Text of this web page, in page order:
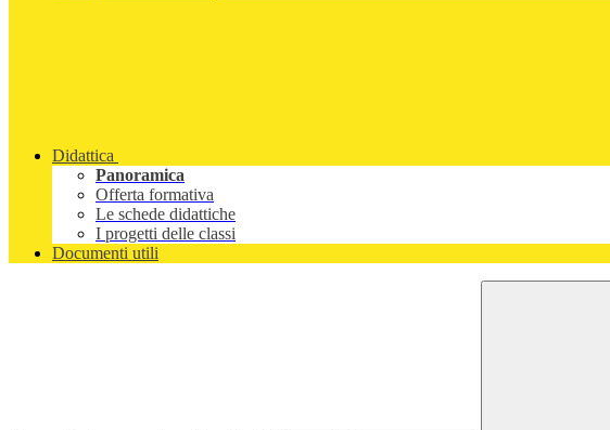
Didattica
Panoramica
Offerta formativa
Le schede didattiche
I progetti delle classi
Documenti utili